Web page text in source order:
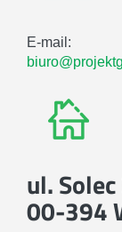
E-mail:
ul.
00-394